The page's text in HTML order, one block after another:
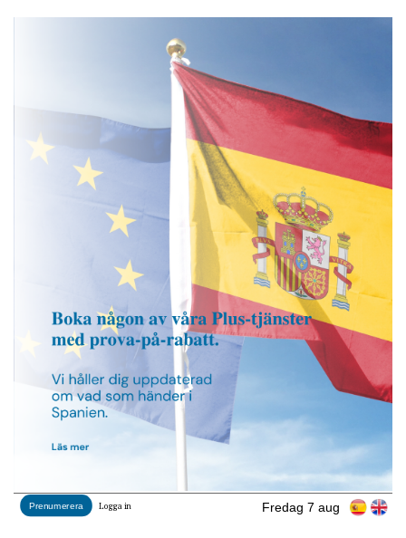
Fredag 7 aug
Prenumerera Logga in